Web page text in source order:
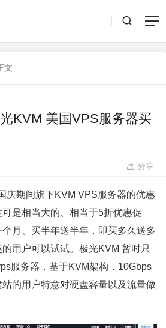
文
KVM 美国VPS服务器买
分享
庆期间旗下KVM VPS服务器的优惠
是相当大的、相当于5折优惠促
月、买半年送半年，即买多久送多
用户可以试试。极光KVM 暂时只
服务器，基于KVM架构，10Gbps
的用户特意对硬盘容量以及流量做